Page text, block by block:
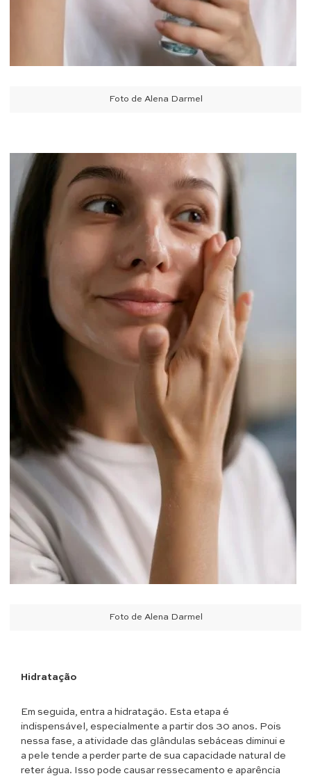
Foto de Alena Darmel
Foto de Alena Darmel
Hidratação
Em seguida, entra a hidratação. Esta etapa é
indispensável, especialmente a partir dos 30 anos. Pois
nessa fase, a atividade das glândulas sebáceas diminui e
a pele tende a perder parte de sua capacidade natural de
reter água. Isso pode causar ressecamento e aparência